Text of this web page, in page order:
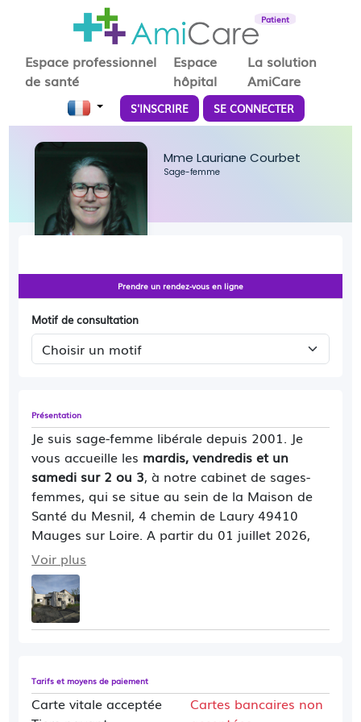
Patient
Espace professionnel
de santé
Espace
hôpital
La solution
AmiCare
S'INSCRIRE SE CONNECTER
Mme Lauriane Courbet
Sage-femme
Présentation
Je suis sage-femme libérale depuis 2001. Je
vous accueille les mardis, vendredis et un
samedi sur 2 ou 3, à notre cabinet de sages-
femmes, qui se situe au sein de la Maison de
Santé du Mesnil, 4 chemin de Laury 49410
Mauges sur Loire. A partir du 01 juillet 2026,
ma collègue
jeudis(et les jeudis et vendredis pendant mes
vacances estivales du 25 juillet au 24 août
2026) .
Hamon lemercredi.
sages-femmes conventionnées, sans
Voir plus
Tarifs et moyens de paiement
Carte vitale acceptée
Cartes bancaires non
Prendre un rendez-vous en ligne
Motif de consultation